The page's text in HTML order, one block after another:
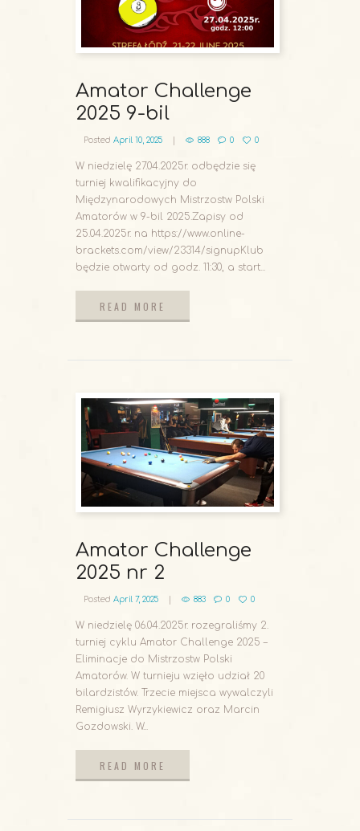
Amator Challenge
2025 9-bil
Posted April 10, 2025 888 0 0
W niedzielę 27.04.2025r. odbędzie się
turniej kwalifikacyjny do
Międzynarodowych Mistrzostw Polski
Amatorów w 9-bil 2025.Zapisy od
25.04.2025r. na https://www.online-
brackets.com/view/23314/signupKlub
będzie otwarty od godz. 11:30, a start...
READ MORE
Amator Challenge
2025 nr 2
Posted April 7, 2025 883 0 0
W niedzielę 06.04.2025r. rozegraliśmy 2.
turniej cyklu Amator Challenge 2025 –
Eliminacje do Mistrzostw Polski
Amatorów. W turnieju wzięło udział 20
bilardzistów. Trzecie miejsca wywalczyli
Remigiusz Wyrzykiewicz oraz Marcin
Gozdowski. W...
READ MORE